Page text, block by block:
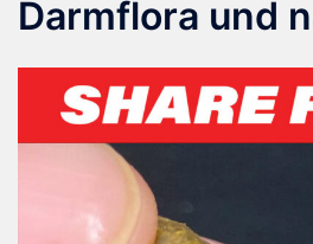
Darmflora und